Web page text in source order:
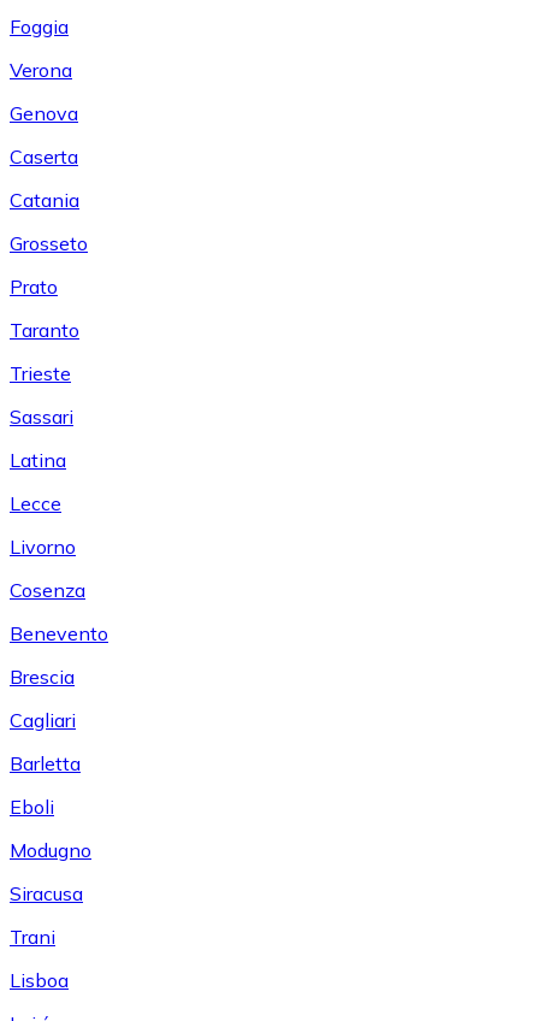
Foggia
Verona
Genova
Caserta
Catania
Grosseto
Prato
Taranto
Trieste
Sassari
Latina
Lecce
Livorno
Cosenza
Benevento
Brescia
Cagliari
Barletta
Eboli
Modugno
Siracusa
Trani
Lisboa